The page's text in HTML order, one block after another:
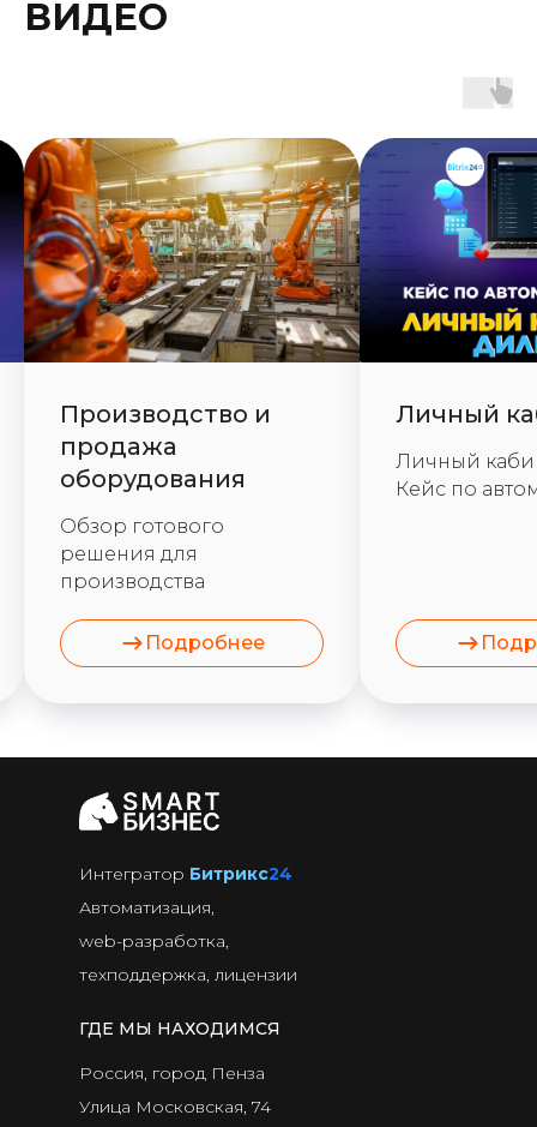
ВИДЕО
Производство и
продажа
оборудования
Обзор готового
решения для
производства
Подробнее
Личный
Личный
Кейс по
Интегратор Битрикс24
Автоматизация,
web-разработка,
техподдержка, лицензии
Россия, город Пенза
Улица Московская, 74
ГДЕ МЫ НАХОДИМСЯ